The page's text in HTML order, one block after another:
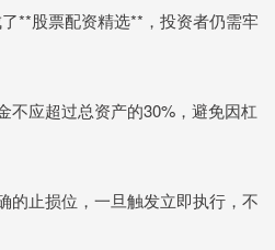
**股票配资精选**，投资者仍需牢
不应超过总资产的30%，避免因杠
的止损位，一旦触发立即执行，不